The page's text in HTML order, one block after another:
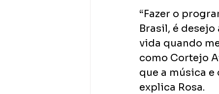
“Fazer o
Brasil, é
vida quando
como Cortejo
que a música e
explica Rosa.